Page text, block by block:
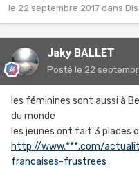
le 22 septembre 2017 dans
Jaky BALLET
Posté le 22
les féminines sont aussi à
du monde
les jeunes ont fait 3 places
http://www.***.com/
francaises-frustrees